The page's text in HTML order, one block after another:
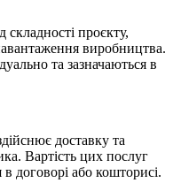
складності проєкту,
виробництва.
та зазначаються в
доставку та
Вартість цих послуг
договорі або кошторисі.